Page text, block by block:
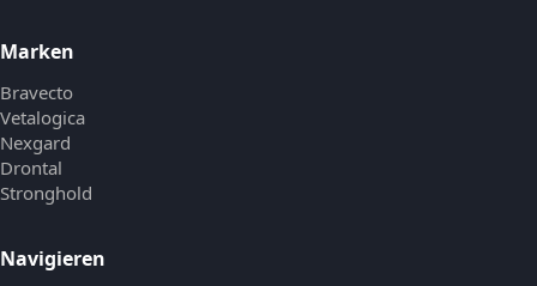
Marken
Bravecto
Vetalogica
Nexgard
Drontal
Stronghold
Navigieren